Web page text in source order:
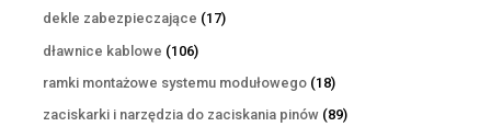
produktów
dekle zabezpieczające 1717
dławnice kablowe 106106
produktów
ramki montażowe systemu modułowego 1818
produktów
zaciskarki i narzędzia do zaciskania pinów 8989